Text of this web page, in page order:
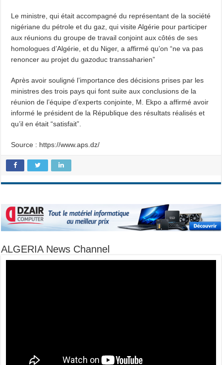
Le ministre, qui était accompagné du représentant de la société
nigériane du pétrole et du gaz, qui visite Algérie pour participer
aux réunions du groupe de travail conjoint aux côtés de ses
homologues d’Algérie, et du Niger, a affirmé qu’on “ne va pas
renoncer au projet du gazoduc transsaharien”
Après avoir souligné l’importance des décisions prises par les
ministres des trois pays qui font suite aux conclusions de la
réunion de l’équipe d’experts conjointe, M. Ekpo a affirmé avoir
informé le président de la République des résultats réalisés et
qu’il en était “satisfait”.
Source : https://www.aps.dz/
ALGERIA News Channel